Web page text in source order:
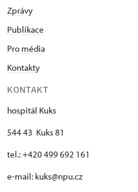
Zprávy
Publikace
Pro média
Kontakty
KONTAKT
hospitál Kuks
544 43 Kuks 81
tel.: +420 499 692 161
e-mail: kuks@npu.cz